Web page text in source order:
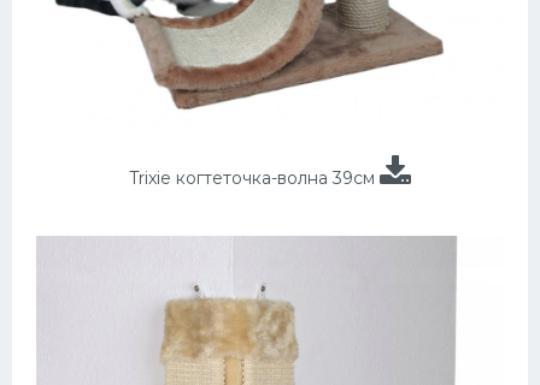
Trixie когтеточка-волна 39см